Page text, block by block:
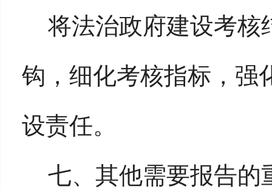
将法治政府建设考核
钩，细化考核指标，强
设责任。
七、其他需要报告的